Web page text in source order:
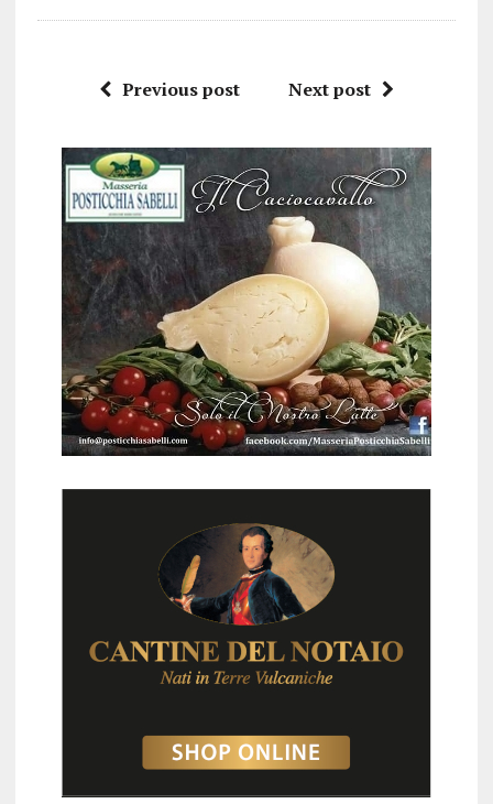
Previous post Next post